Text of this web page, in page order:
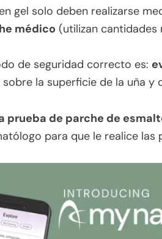
gel solo deben realizarse
médico (utilizan cantidades
de seguridad correcto es:
la superficie de la uña
prueba de parche de
para que le realice las